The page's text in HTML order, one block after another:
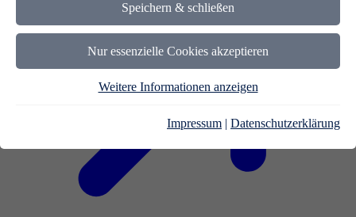
Speichern & schließen
Nur essenzielle Cookies akzeptieren
Weitere Informationen anzeigen
Impressum | Datenschutzerklärung